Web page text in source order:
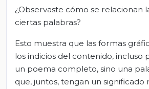
¿Observaste cómo se relacionan
ciertas palabras?
Esto muestra que las formas
los indicios del contenido, incluso
un poema completo, sino una
que, juntos, tengan un significado